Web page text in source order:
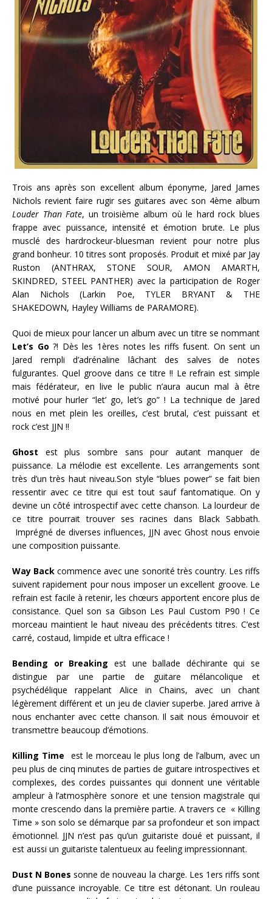
Trois ans après son excellent album éponyme, Jared James
Nichols revient faire rugir ses guitares avec son 4ème album
Louder Than Fate, un troisième album où le hard rock blues
frappe avec puissance, intensité et émotion brute. Le plus
musclé des hardrockeur-bluesman revient pour notre plus
grand bonheur. 10 titres sont proposés. Produit et mixé par Jay
Ruston (ANTHRAX, STONE SOUR, AMON AMARTH,
SKINDRED, STEEL PANTHER) avec la participation de Roger
Alan Nichols (Larkin Poe, TYLER BRYANT & THE
SHAKEDOWN, Hayley Williams de PARAMORE).
Quoi de mieux pour lancer un album avec un titre se nommant
Let’s Go ?! Dès les 1ères notes les riffs fusent. On sent un
Jared rempli d’adrénaline lâchant des salves de notes
fulgurantes. Quel groove dans ce titre !! Le refrain est simple
mais fédérateur, en live le public n’aura aucun mal à être
motivé pour hurler “let’ go, let’s go” ! La technique de Jared
nous en met plein les oreilles, c’est brutal, c’est puissant et
rock c’est JJN !!
Ghost est plus sombre sans pour autant manquer de
puissance. La mélodie est excellente. Les arrangements sont
très d’un très haut niveau.Son style “blues power” se fait bien
ressentir avec ce titre qui est tout sauf fantomatique. On y
devine un côté introspectif avec cette chanson. La lourdeur de
ce titre pourrait trouver ses racines dans Black Sabbath.
Imprégné de diverses influences, JJN avec Ghost nous envoie
une composition puissante.
Way Back commence avec une sonorité très country. Les riffs
suivent rapidement pour nous imposer un excellent groove. Le
refrain est facile à retenir, les chœurs apportent encore plus de
consistance. Quel son sa Gibson Les Paul Custom P90 ! Ce
morceau maintient le haut niveau des précédents titres. C’est
carré, costaud, limpide et ultra efficace !
Bending or Breaking est une ballade déchirante qui se
distingue par une partie de guitare mélancolique et
psychédélique rappelant Alice in Chains, avec un chant
légèrement différent et un jeu de clavier superbe. Jared arrive à
nous enchanter avec cette chanson. Il sait nous émouvoir et
transmettre beaucoup d’émotions.
Killing Time est le morceau le plus long de l’album, avec un
peu plus de cinq minutes de parties de guitare introspectives et
complexes, des cordes puissantes qui donnent une véritable
ampleur à l’atmosphère sonore et une tension magistrale qui
monte crescendo dans la première partie. A travers ce « Killing
Time » son solo se démarque par sa profondeur et son impact
émotionnel. JJN n’est pas qu’un guitariste doué et puissant, il
est aussi un guitariste talentueux au feeling impressionnant.
Dust N Bones sonne de nouveau la charge. Les 1ers riffs sont
d’une puissance incroyable. Ce titre est détonant. Un rouleau